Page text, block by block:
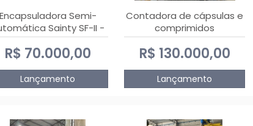
Encapsuladora Semi-
Sainty SF-II -
0 e 00
R$ 70.000,00
Lançamento
Contadora de cápsulas e
comprimidos
PHARMACOUNT - 2-2R3
R$ 130.000,00
Lançamento